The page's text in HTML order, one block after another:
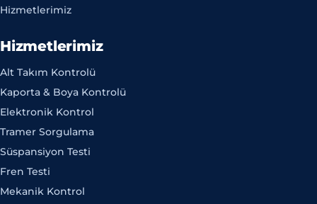
Hizmetlerimiz
Hizmetlerimiz
Alt Takım Kontrolü
Kaporta & Boya Kontrolü
Elektronik Kontrol
Tramer Sorgulama
Süspansiyon Testi
Fren Testi
Mekanik Kontrol